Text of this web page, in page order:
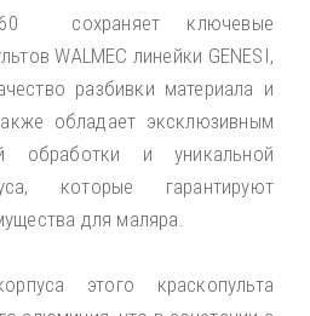
сохраняет ключевые
WALMEC линейки GENESI,
разбивки материала и
обладает эксклюзивным
обработки и уникальной
которые гарантируют
для маляра.
этого краскопульта